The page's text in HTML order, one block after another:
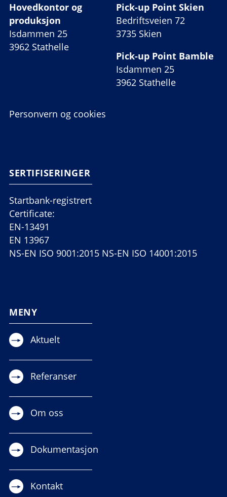
Hovedkontor og
produksjon
Isdammen 25
3962 Stathelle
Pick-up Point Skien
Bedriftsveien 72
3735 Skien
Pick-up Point Bamble
Isdammen 25
3962 Stathelle
Personvern og cookies
SERTIFISERINGER
Startbank-registrert
Certificate:
EN-13491
EN 13967
NS-EN ISO 9001:2015 NS-EN ISO 14001:2015
MENY
Aktuelt
Referanser
Om oss
Dokumentasjon
Kontakt